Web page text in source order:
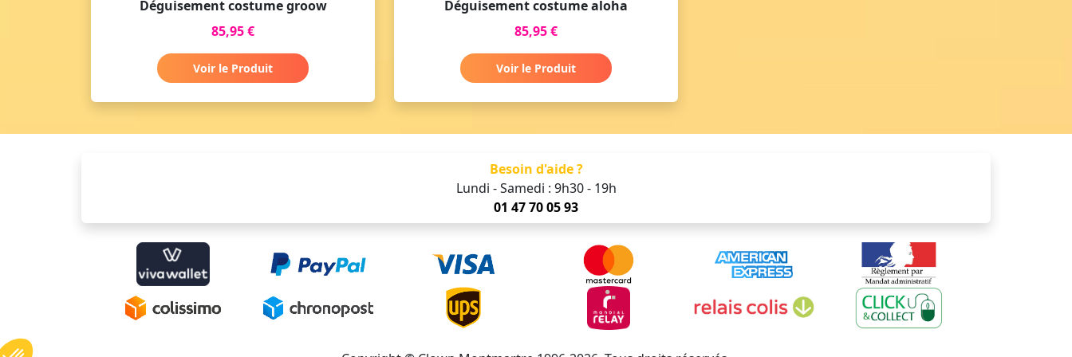
Déguisement costume groow
85,95 €
Voir le Produit
Déguisement costume aloha
85,95 €
Voir le Produit
Besoin d'aide ?
Lundi - Samedi : 9h30 - 19h
01 47 70 05 93